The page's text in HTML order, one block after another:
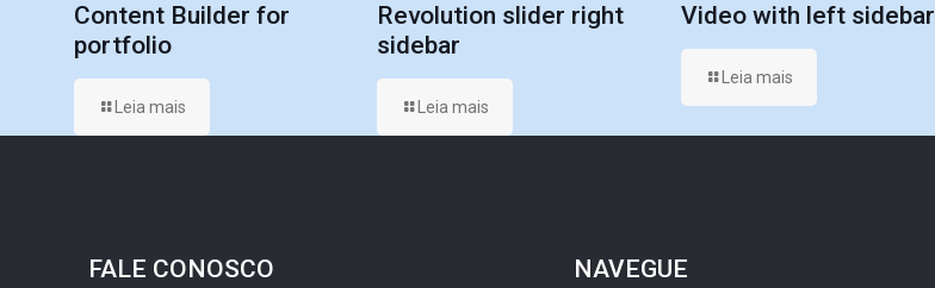
Content Builder for
portfolio
Leia mais
Revolution slider right
sidebar
Leia mais
Video with left sidebar
Leia mais
FALE CONOSCO NAVEGUE